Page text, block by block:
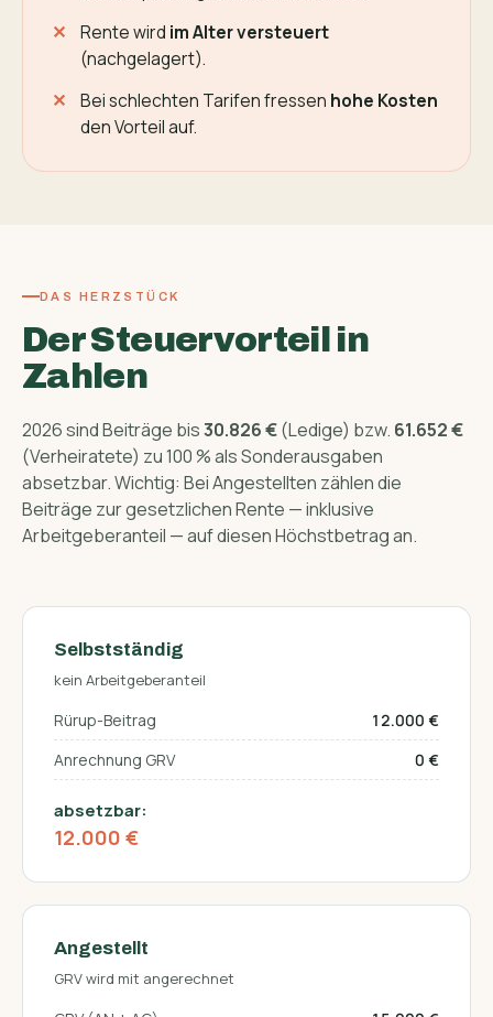
Rente wird im Alter versteuert
(nachgelagert).
Bei schlechten Tarifen fressen hohe Kosten
den Vorteil auf.
DAS HERZSTÜCK
Der Steuervorteil in
Zahlen
2026 sind Beiträge bis30.826 €(Ledige) bzw. 61.652 €
(Verheiratete) zu 100 % als Sonderausgaben
absetzbar. Wichtig: Bei Angestellten zählen die
Beiträge zur gesetzlichen Rente — inklusive
Arbeitgeber­anteil — auf diesen Höchstbetrag an.
Selbstständig
kein Arbeitgeberanteil
Rürup-Beitrag
12.000 €
Anrechnung GRV
0 €
absetzbar:
12.000 €
Angestellt
GRV wird mit angerechnet